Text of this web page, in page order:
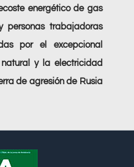
energético de gas
trabajadoras
por el excepcional
y la electricidad
de agresión de Rusia